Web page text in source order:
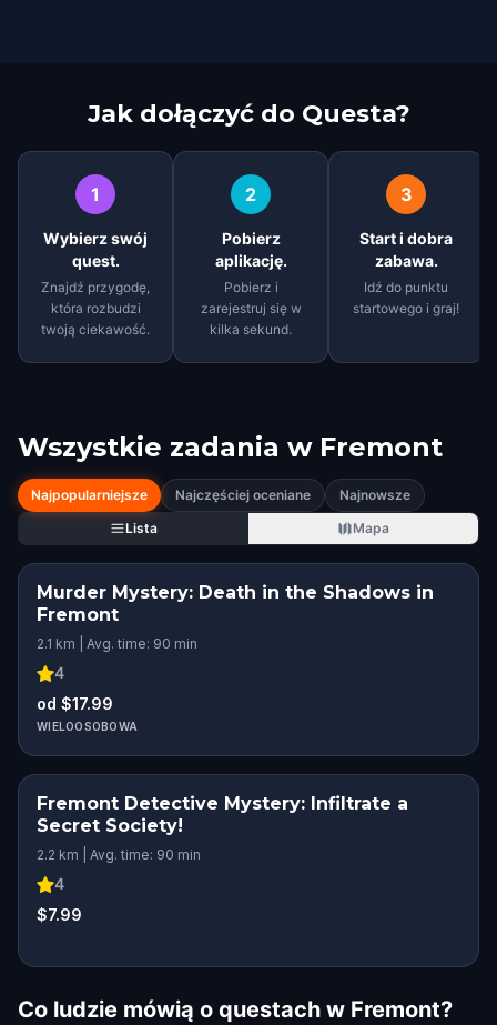
Jak dołączyć do Questa?
1
Wybierz swój
quest.
Znajdź przygodę,
która rozbudzi
twoją ciekawość.
2
Pobierz
aplikację.
Pobierz i
zarejestruj się w
kilka sekund.
3
Start i dobra
zabawa.
Idź do punktu
startowego i graj!
Wszystkie zadania w Fremont
Najpopularniejsze Najczęściej oceniane
Najnowsze
Lista
Mapa
Murder Mystery: Death in the Shadows in
Fremont
2.1 km | Avg. time: 90 min
4
od $17.99
WIELOOSOBOWA
Fremont Detective Mystery: Infiltrate a
Secret Society!
2.2 km | Avg. time: 90 min
4
$7.99
Co ludzie mówią o questach w Fremont?